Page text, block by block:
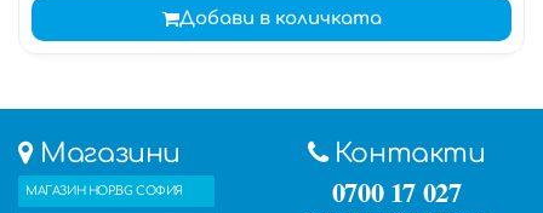
Добави в количката
Магазини
МАГАЗИН HOP.BG СОФИЯ
Контакти
0700 17 027